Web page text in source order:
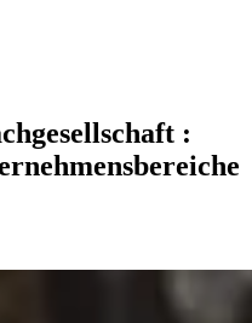
: